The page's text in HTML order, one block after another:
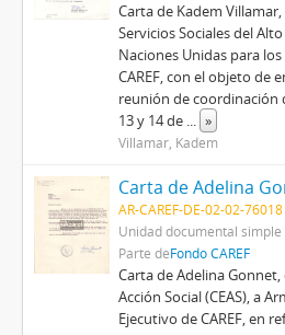
Carta de Kadem
Servicios Sociales del
Naciones Unidas para los
CAREF, con el objeto de
reunión de coordinación
13 y 14 de ... »
Villamar, Kadem
Carta de Adelina
AR-CAREF-DE-02-02-76018
Unidad documental simple
Parte deFondo CAREF
Carta de Adelina
Acción Social (CEAS), a
Ejecutivo de CAREF, en